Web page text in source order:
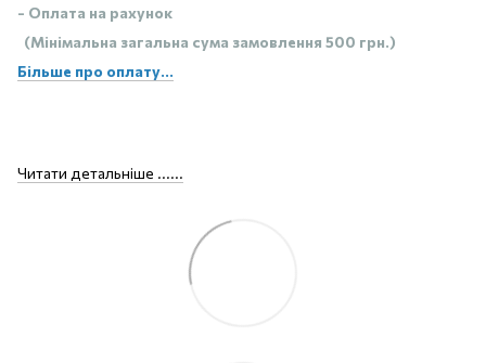
- Оплата на рахунок
(Мінімальна загальна сума замовлення 500 грн.)
Більше про оплату...
Читати детальніше ......